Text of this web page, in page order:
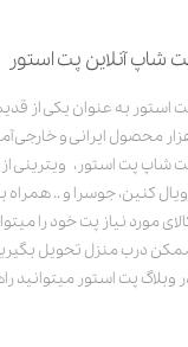
شاپ آنلاین پت استور
محصول ایرانی و
شاپ پت استور، ویترینی
کنین، جوسرا و ..
مورد نیاز پت خود را
درب منزل تحویل
وبلاگ پت استور میتوانید